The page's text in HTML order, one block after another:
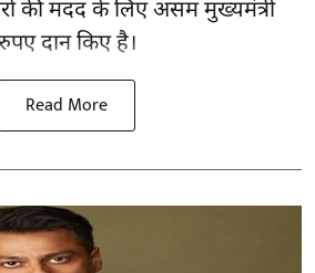
की मदद के लिए असम मुख्यमंत्री
दान किए है।
Read More